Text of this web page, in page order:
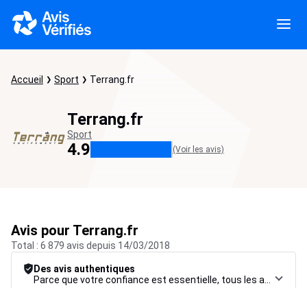
Accueil Sport Terrang.fr
Terrang.fr
Sport
4.9 (Voir les avis)
Avis pour Terrang.fr
Total : 6 879 avis depuis 14/03/2018
Des avis authentiques